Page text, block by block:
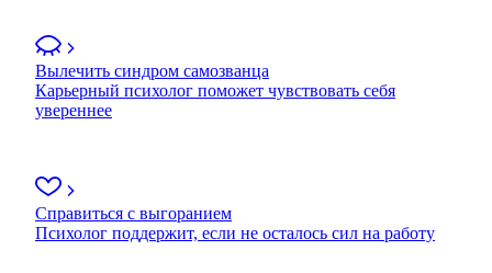
Вылечить синдром самозванца
Карьерный психолог поможет чувствовать себя
увереннее
Справиться с выгоранием
Психолог поддержит, если не осталось сил на работу